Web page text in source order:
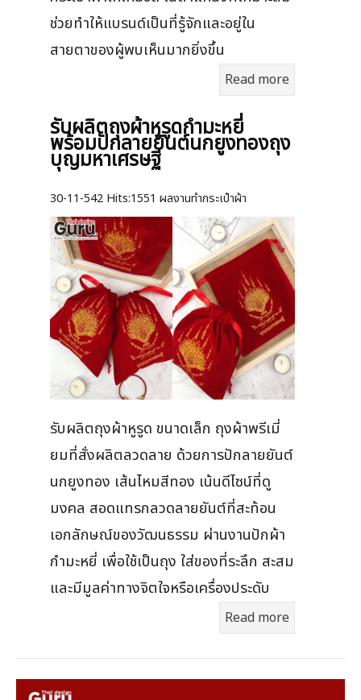
ช่วยทำให้แบรนด์เป็นที่รู้จักและอยู่ใน
สายตาของผู้พบเห็นมากยิ่งขึ้น
Read more
รับผลิตถุงผ้าหูรูดกำมะหยี่
พร้อมปักลายยันต์นกยูงทองถุง
บุญมหาเศรษฐี
30-11-542 Hits:1551 ผลงานทำกระเป๋าผ้า
รับผลิตถุงผ้าหูรูด ขนาดเล็ก ถุงผ้าพรีเมี่
ยมที่สั่งผลิตลวดลาย ด้วยการปักลายยันต์
นกยูงทอง เส้นไหมสีทอง เน้นดีไซน์ที่ดู
มงคล สอดแทรกลวดลายยันต์ที่สะท้อน
เอกลักษณ์ของวัฒนธรรม ผ่านงานปักผ้า
กำมะหยี่ เพื่อใช้เป็นถุง ใส่ของที่ระลึก สะสม
และมีมูลค่าทางจิตใจหรือเครื่องประดับ
Read more